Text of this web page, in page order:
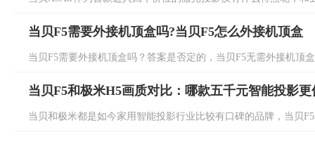
当贝F5需要外接机顶盒吗?当贝F5怎么外接机顶盒
当贝F5需要外接机顶盒吗？答案是否定的，当贝F5无需外接机顶
当贝F5和极米H5画质对比：哪款五千元智能投影
当贝和极米都是如今家用智能投影行业比较有口碑的品牌，当贝